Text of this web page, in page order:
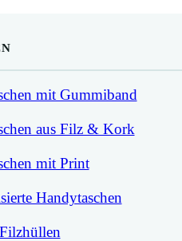
mit Gummiband
aus Filz & Kork
mit Print
Handytaschen